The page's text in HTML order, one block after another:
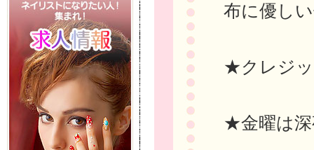
布に優し
★クレジ
★金曜は深